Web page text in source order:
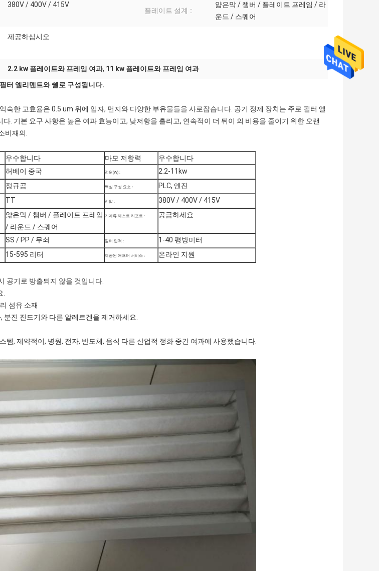
380V / 400V / 415V
플레이트 설계 ::
얇은막 / 챔버 / 플레이트 프레임 / 라
운드 / 스퀘어
제공하십시오
2.2 kw 플레이트와 프레임 여과, 11 kw 플레이트와 프레임 여과
터 엘리멘트와 쉘로 구성됩니다.
숙한 고효율은 0.5 um 위에 입자, 먼지와 다양한 부유물들을 사로잡습니다. 공기 정제 장치는 주로 필터 엘
. 기본 요구 사항은 높은 여과 효능이고, 낮저항을 흘리고, 연속적이 더 뒤이 의 비용을 줄이기 위한 오랜
비재의.
우수합니다 마모 저항력
우수합니다
허베이 중국 전원(W) : 2.2-11kw
정규곱 핵심 구성 요소 :
PLC, 엔진
TT 전압 : 380V / 400V / 415V
얇은막 / 챔버 / 플레이트 프레임
/ 라운드 / 스퀘어
기계류 테스트 리포트 : 공급하세요
SS / PP / 무쇠 필터 면적 : 1-40 평방미터
15-595 리터 제공된 애프터 서비스 :
온라인 지원
공기로 방출되지 않을 것입니다.
.
섬유 소재
분진 진드기와 다른 알레르겐을 제거하세요.
템, 제약적이, 병원, 전자, 반도체, 음식 다른 산업적 정화 중간 여과에 사용했습니다.